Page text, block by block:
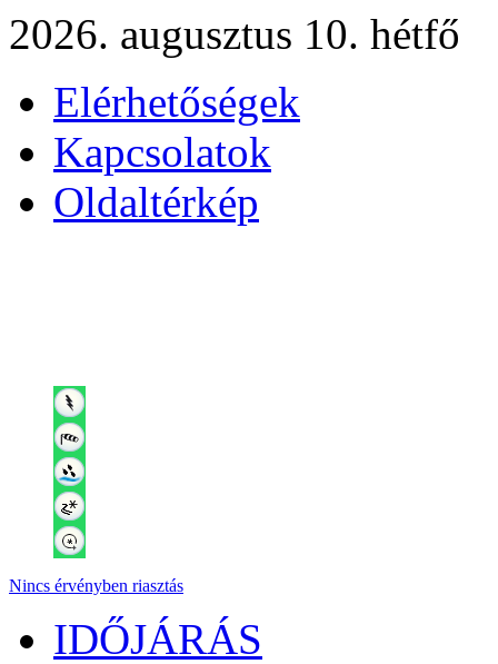
2026. augusztus 10. hétfő
Elérhetőségek
Kapcsolatok
Oldaltérkép
Nincs érvényben riasztás
IDŐJÁRÁS